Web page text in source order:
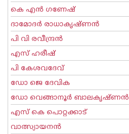
കെ എന്‍ ഗണേഷ്
ദാമോദർ രാധാകൃഷ്ണൻ
പി വി രവീന്ദ്രന്‍
എസ് ഹരീഷ്
പി കേശവദേവ്‌
ഡോ ജെ ദേവിക
ഡോ വെങ്ങാനൂര്‍ ബാലകൃഷ്ണന്‍
എസ്‌ കെ പൊറ്റക്കാട്‌
വാത്സ്യായനന്‍